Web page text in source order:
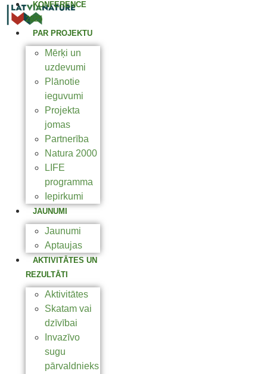
KONFERENCE
2025
PAR PROJEKTU
Mērķi un
uzdevumi
Plānotie
ieguvumi
Projekta
jomas
Partnerība
Natura 2000
LIFE
programma
Iepirkumi
JAUNUMI
Jaunumi
Aptaujas
AKTIVITĀTES UN
REZULTĀTI
Aktivitātes
Skatam vai
dzīvībai
Invazīvo
sugu
pārvaldnieks